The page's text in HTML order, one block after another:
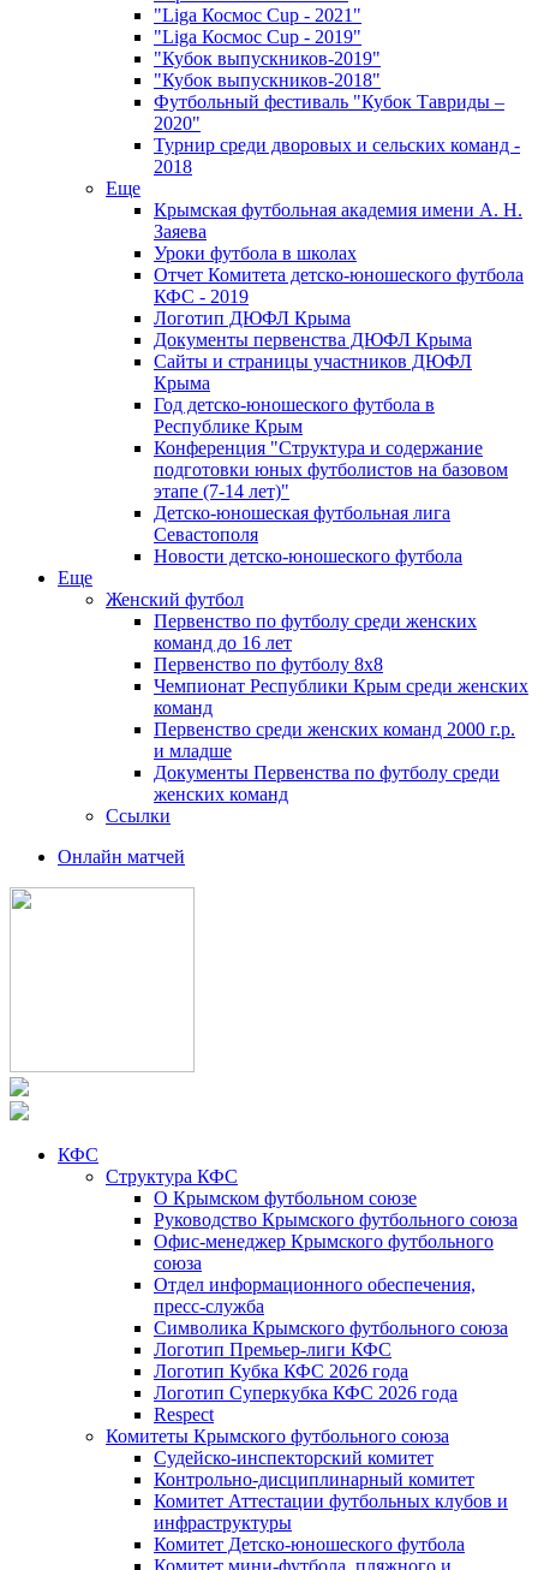
"Liga Космос Cup - 2021"
"Liga Космос Cup - 2019"
"Кубок выпускников-2019"
"Кубок выпускников-2018"
Футбольный фестиваль "Кубок Тавриды –
2020"
Турнир среди дворовых и сельских команд -
2018
Еще
Крымская футбольная академия имени А. Н.
Заяева
Уроки футбола в школах
Отчет Комитета детско-юношеского футбола
КФС - 2019
Логотип ДЮФЛ Крыма
Документы первенства ДЮФЛ Крыма
Сайты и страницы участников ДЮФЛ
Крыма
Год детско-юношеского футбола в
Республике Крым
Конференция "Структура и содержание
подготовки юных футболистов на базовом
этапе (7-14 лет)"
Детско-юношеская футбольная лига
Севастополя
Новости детско-юношеского футбола
Еще
Женский футбол
Первенство по футболу среди женских
команд до 16 лет
Первенство по футболу 8х8
Чемпионат Республики Крым среди женских
команд
Первенство среди женских команд 2000 г.р.
и младше
Документы Первенства по футболу среди
женских команд
Ссылки
Онлайн матчей
КФС
Структура КФС
О Крымском футбольном союзе
Руководство Крымского футбольного союза
Офис-менеджер Крымского футбольного
союза
Отдел информационного обеспечения,
пресс-служба
Символика Крымского футбольного союза
Логотип Премьер-лиги КФС
Логотип Кубка КФС 2026 года
Логотип Суперкубка КФС 2026 года
Respect
Комитеты Крымского футбольного союза
Судейско-инспекторский комитет
Контрольно-дисциплинарный комитет
Комитет Аттестации футбольных клубов и
инфраструктуры
Комитет Детско-юношеского футбола
Комитет мини-футбола, пляжного и